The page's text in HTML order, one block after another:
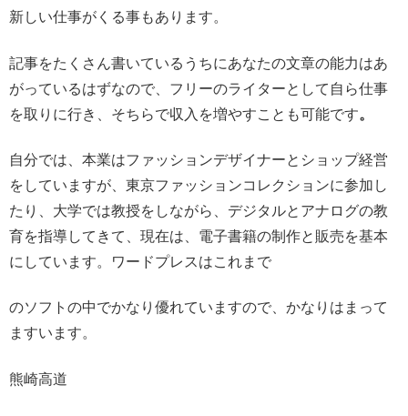
新しい仕事がくる事もあります。
記事をたくさん書いているうちにあなたの文章の能力はあ
がっているはずなので、フリーのライターとして自ら仕事
を取りに行き、そちらで収入を増やすことも可能です。
自分では、本業はファッションデザイナーとショップ経営
をしていますが、東京ファッションコレクションに参加し
たり、大学では教授をしながら、デジタルとアナログの教
育を指導してきて、現在は、電子書籍の制作と販売を基本
にしています。ワードプレスはこれまで
のソフトの中でかなり優れていますので、かなりはまって
ますいます。
熊崎高道